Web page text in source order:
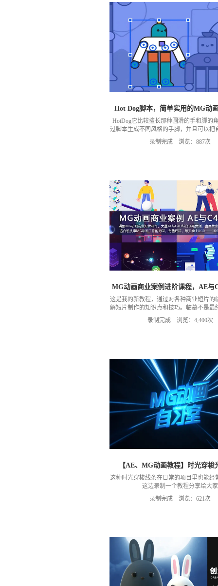
Hot Dog脚本，简单实用的MG动
HotDog它比较擅长那种圆滑的手和脚的
过脚本生成不同风格的手脚，并且可以把
风格保存到脚本，还是很实用的一个脚本
https://pan.baidu.com/s/
录制完成 浏览：887次
MG动画商业案例进阶课程，AE与
这是我的新教程，通过对各种商业短片的
解短片制作的知识点和技巧。临摹不是最
临摹认识到知识盲区，并且逐步完善自
路，从而进一步提升自我能力，是这套教
录制完成 浏览：4,400次
【AE、MG动画教程】时光穿梭
这种时光穿梭线条在日常的项目里也能经
这边录制一个教程分享给大家
录制完成 浏览：621次